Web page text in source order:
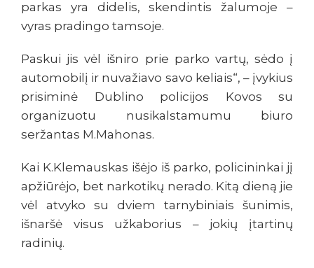
parkas yra didelis, skendintis žalumoje –
vyras pradingo tamsoje.
Paskui jis vėl išniro prie parko vartų, sėdo į
automobilį ir nuvažiavo savo keliais“, – įvykius
prisiminė Dublino policijos Kovos su
organizuotu nusikalstamumu biuro
seržantas M.Mahonas.
Kai K.Klemauskas išėjo iš parko, policininkai jį
apžiūrėjo, bet narkotikų nerado. Kitą dieną jie
vėl atvyko su dviem tarnybiniais šunimis,
išnaršė visus užkaborius – jokių įtartinų
radinių.